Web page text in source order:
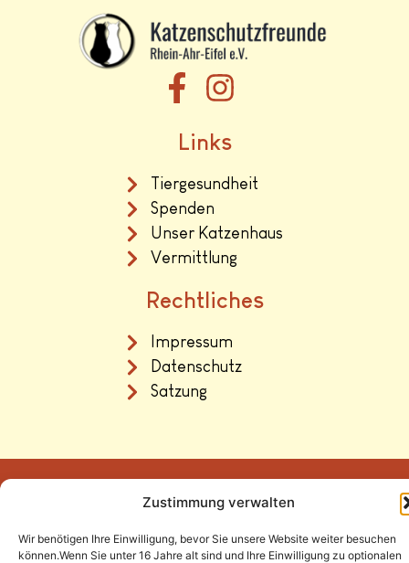
Zustimmung verwalten
Wir benötigen Ihre Einwilligung, bevor Sie unsere Website weiter besuchen
können.Wenn Sie unter 16 Jahre alt sind und Ihre Einwilligung zu optionalen
Links
Tiergesundheit
Spenden
Unser Katzenhaus
Vermittlung
Rechtliches
Impressum
Datenschutz
Satzung
Tel.:(02646) 915928